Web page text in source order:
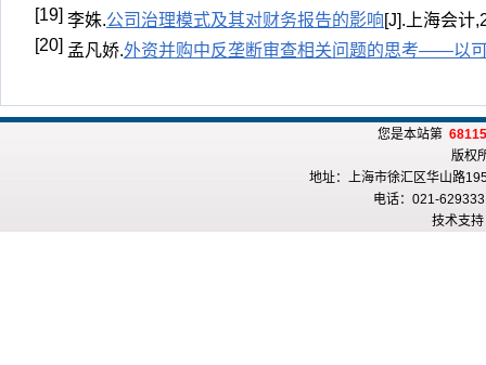
[19] 李姝.公司治理模式及其对财务报告的影响[J].上海会计
[20] 孟凡娇.外资并购中反垄断审查相关问题的思考——以
您是本站第
版权
地址：上海市徐汇区华山路
电话：021-
技术支